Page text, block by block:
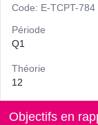
Code: E-TCPT-784
Période
Q1
Théorie
12
Objectifs en